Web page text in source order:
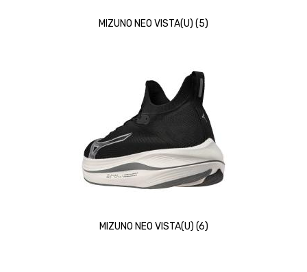
MIZUNO NEO VISTA(U) (5)
MIZUNO NEO VISTA(U) (6)